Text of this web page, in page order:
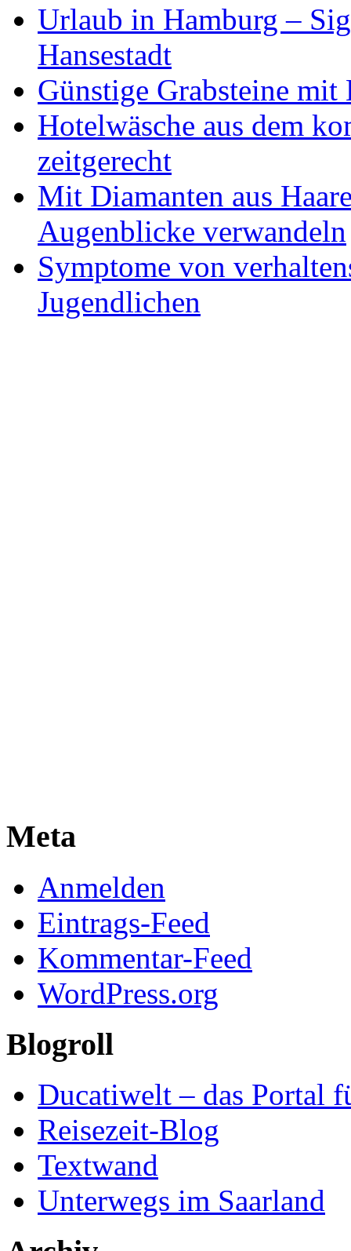
Urlaub in Hamburg –
Hansestadt
Günstige Grabsteine mit
Hotelwäsche aus dem
zeitgerecht
Mit Diamanten aus
Augenblicke verwandeln
Symptome von
Jugendlichen
Meta
Anmelden
Eintrags-Feed
Kommentar-Feed
WordPress.org
Blogroll
Ducatiwelt – das Portal
Reisezeit-Blog
Textwand
Unterwegs im Saarland